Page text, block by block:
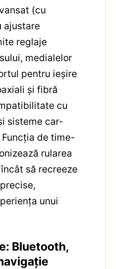
(cu
ajustare
reglaje
medialelor
pentru ieșire
și fibră
cu
sisteme car-
de time-
rularea
să recreeze
unui
Bluetooth,